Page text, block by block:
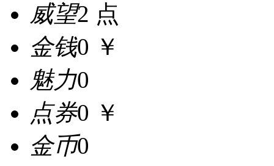
威望2 点
金钱0 ￥
魅力0
点券0 ￥
金币0